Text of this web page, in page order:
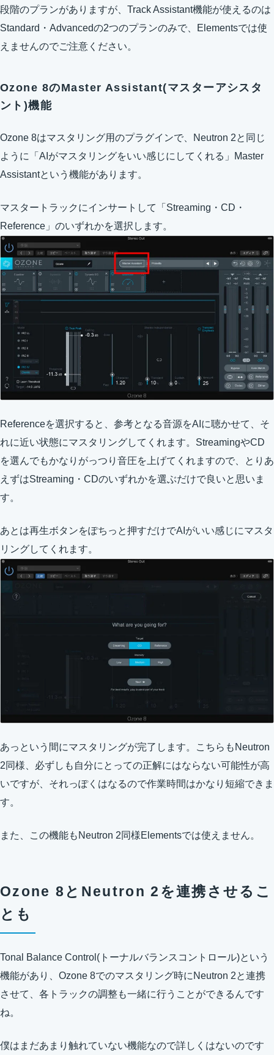
段階のプランがありますが、Track Assistant機能が使えるのは
Standard・Advancedの2つのプランのみで、Elementsでは使
えませんのでご注意ください。
Ozone 8のMaster Assistant(マスターアシスタ
ント)機能
Ozone 8はマスタリング用のプラグインで、Neutron 2と同じ
ように「AIがマスタリングをいい感じにしてくれる」Master
Assistantという機能があります。
マスタートラックにインサートして「Streaming・CD・
Reference」のいずれかを選択します。
Referenceを選択すると、参考となる音源をAIに聴かせて、そ
れに近い状態にマスタリングしてくれます。StreamingやCD
を選んでもかなりがっつり音圧を上げてくれますので、とりあ
えずはStreaming・CDのいずれかを選ぶだけで良いと思いま
す。
あとは再生ボタンをぽちっと押すだけでAIがいい感じにマスタ
リングしてくれます。
あっという間にマスタリングが完了します。こちらもNeutron
2同様、必ずしも自分にとっての正解にはならない可能性が高
いですが、それっぽくはなるので作業時間はかなり短縮できま
す。
また、この機能もNeutron 2同様Elementsでは使えません。
Ozone 8とNeutron 2を連携させるこ
とも
Tonal Balance Control(トーナルバランスコントロール)という
機能があり、Ozone 8でのマスタリング時にNeutron 2と連携
させて、各トラックの調整も一緒に行うことができるんです
ね。
僕はまだあまり触れていない機能なので詳しくはないのです